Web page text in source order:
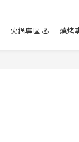
火鍋專區 ♨️ 燒烤